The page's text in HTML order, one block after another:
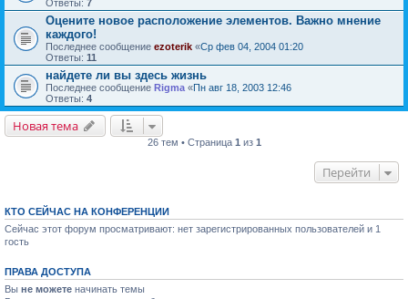
Ответы: 7
Оцените новое расположение элементов. Важно мнение
каждого!
Последнее сообщение ezoterik «Ср фев 04, 2004 01:20
Ответы: 11
найдете ли вы здесь жизнь
Последнее сообщение Rigma «Пн авг 18, 2003 12:46
Ответы: 4
Новая тема
26 тем • Страница 1 из 1
Перейти
КТО СЕЙЧАС НА КОНФЕРЕНЦИИ
Сейчас этот форум просматривают: нет зарегистрированных пользователей и 1
гость
ПРАВА ДОСТУПА
Вы не можете начинать темы